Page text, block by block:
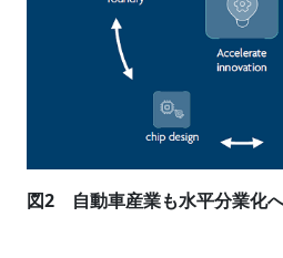
図2 自動車産業も水平分業化